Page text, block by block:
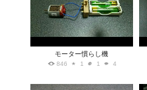
モーター慣らし機
846 1 1 4